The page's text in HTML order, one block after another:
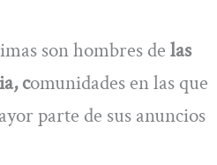
son hombres de las
comunidades en las que
parte de sus anuncios